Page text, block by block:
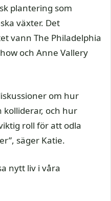
plantering som
växter. Det
vann The Philadelphia
och Anne Vallery
om hur
och hur
roll för att odla
säger Katie.
nytt liv i våra